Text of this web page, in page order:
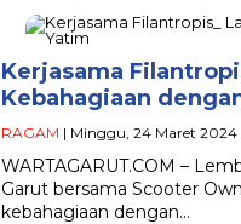
Kerjasama
Kebahagiaan
RAGAM | Minggu, 24 Maret 2024
WARTAGARUT.COM –
Garut bersama Scooter
kebahagiaan dengan…